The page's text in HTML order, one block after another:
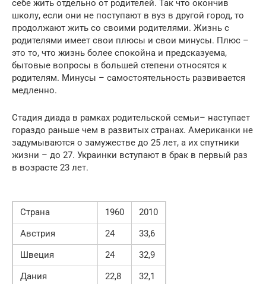
себе жить отдельно от родителей. Так что окончив
школу, если они не поступают в вуз в другой город, то
продолжают жить со своими родителями. Жизнь с
родителями имеет свои плюсы и свои минусы. Плюс –
это то, что жизнь более спокойна и предсказуема,
бытовые вопросы в большей степени относятся к
родителям. Минусы – самостоятельность развивается
медленно.
Стадия диада в рамках родительской семьи– наступает
гораздо раньше чем в развитых странах. Американки не
задумываются о замужестве до 25 лет, а их спутники
жизни – до 27. Украинки вступают в брак в первый раз
в возрасте 23 лет.
Страна 1960
2010
Австрия
24
33,6
Швеция
24
32,9
Дания
22,8 32,1